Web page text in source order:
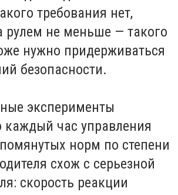
требования нет,
рулем не меньше — такого
нужно придерживаться
безопасности.
эксперименты
каждый час управления
норм по степени
схож с серьезной
скорость реакции